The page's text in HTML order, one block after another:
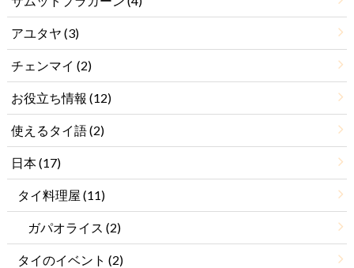
アユタヤ (3)
チェンマイ (2)
お役立ち情報 (12)
使えるタイ語(2)
日本(17)
タイ料理屋 (11)
ガパオライス (2)
タイのイベント (2)